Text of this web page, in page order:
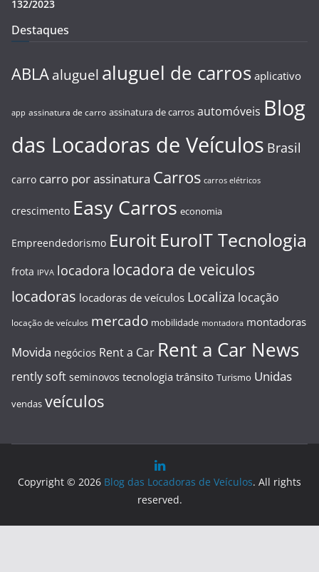
132/2023
Destaques
ABLA aluguel aluguel de carros aplicativo
app assinatura de carro assinatura de carros automóveis Blog
das Locadoras de Veículos Brasil
carro carro por assinatura Carros carros elétricos
crescimento Easy Carros economia
Empreendedorismo Euroit EuroIT Tecnologia
frota IPVA locadora locadora de veiculos
locadoras locadoras de veículos Localiza locação
locação de veículos mercado mobilidade montadora montadoras
Movida negócios Rent a Car Rent a Car News
rently soft seminovos tecnologia trânsito Turismo Unidas
vendas veículos
Copyright © 2026 Blog das Locadoras de Veículos. All rights
reserved.